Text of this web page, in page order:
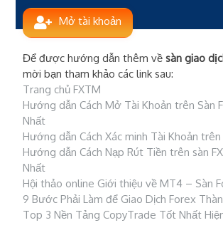
Mở tài khoản
Để được hướng dẫn thêm vềsàn giao
mời bạn tham khảo các link sau:
Trang chủ FXTM
Hướng dẫn Cách Mở Tài Khoản trên Sàn
Nhất
Hướng dẫn Cách Xác minh Tài Khoản
Hướng dẫn Cách Nạp Rút Tiền trên sàn
Nhất
Hội thảo online Giới thiệu về MT4 – Sàn
9 Bước Phải Làm để Giao Dịch Forex
Top 3 Nền Tảng CopyTrade Tốt Nhất